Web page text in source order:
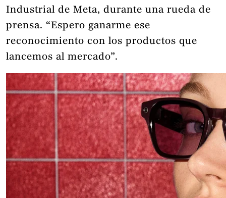
Industrial de Meta, durante una rueda de
prensa. “Espero ganarme ese
reconocimiento con los productos que
lancemos al mercado”.